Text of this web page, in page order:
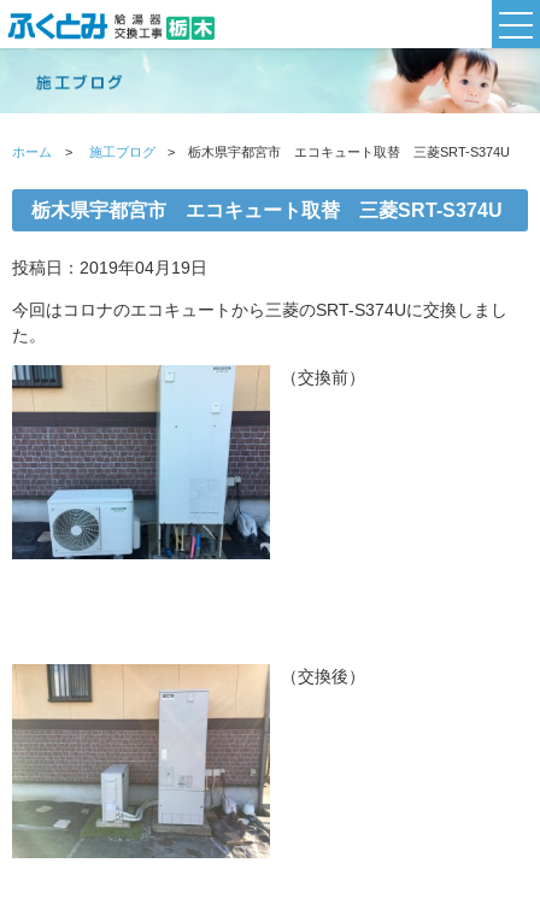
ホーム 施工ブログ 栃木県宇都宮市 エコキュート取替 三菱SRT-S374U
栃木県宇都宮市 エコキュート取替 三菱SRT-S374U
投稿日：2019年04月19日
今回はコロナのエコキュートから三菱のSRT-S374Uに交換しまし
た。
（交換前）
（交換後）